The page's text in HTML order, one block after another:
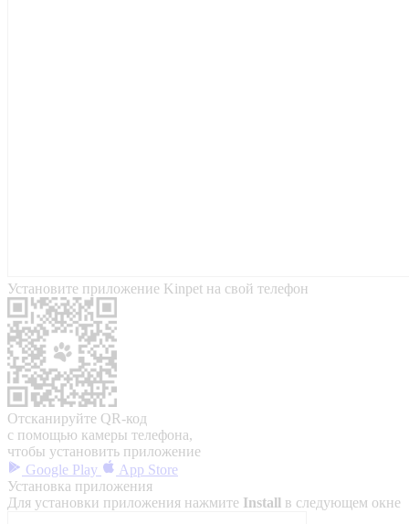
Установите приложение Kinpet на свой телефон
Отсканируйте QR-код
с помощью камеры телефона,
чтобы установить приложение
Google Play
App Store
Установка приложения
Для установки приложения нажмите Install в следующем окне